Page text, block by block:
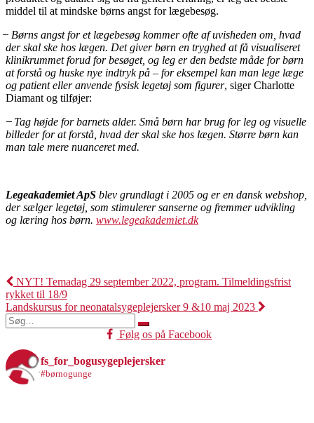
middel til at mindske børns angst for lægebesøg.
̶ Børns angst for et lægebesøg kommer ofte af uvisheden om, hvad
der skal ske hos lægen. Det giver børn en tryghed at få visualiseret
klinikrummet forud for besøget, og leg er den bedste måde for børn
at forstå og huske nye indtryk på – for eksempel kan man lege læge
og patient eller anvende fysisk legetøj som figurer, siger Charlotte
Diamant og tilføjer:
Tag højde for barnets alder. Små børn har brug for leg og visuelle
billeder for at forstå, hvad der skal ske hos lægen. Større børn kan
man tale mere nuanceret med.
Legeakademiet ApS blev grundlagt i 2005 og er en dansk webshop,
der sælger legetøj, som stimulerer sanserne og fremmer udvikling
og læring hos børn. www.legeakademiet.dk
Indlægsnavigation
NYT! Temadag 29 september 2022, program. Tilmeldingsfrist
rykket til 18/9
Landskursus for neonatalsygeplejersker 9 &10 maj 2023
Søg
efter:
Følg os på Facebook
fs_for_bogusygeplejersker
#børnogunge